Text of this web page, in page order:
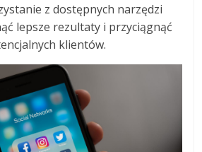
z dostępnych narzędzi
lepsze rezultaty i przyciągnąć
klientów.